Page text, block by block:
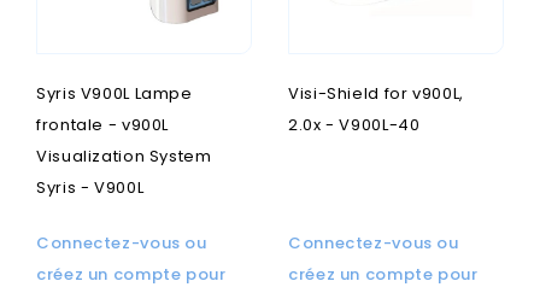
Syris V900L Lampe
frontale - v900L
Visualization System
Syris - V900L
Connectez-vous ou
créez un compte pour
Visi-Shield for v900L,
2.0x - V900L-40
Connectez-vous ou
créez un compte pour